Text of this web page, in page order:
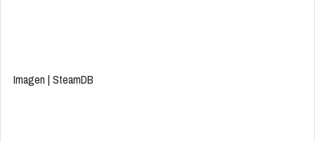
Imagen | SteamDB